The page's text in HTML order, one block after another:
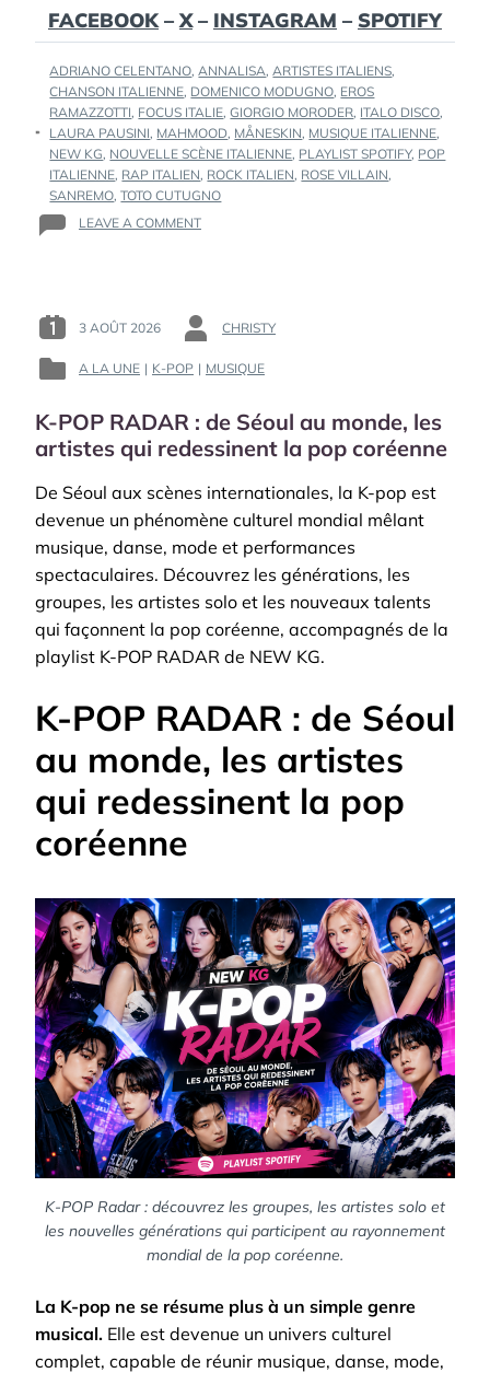
FACEBOOK–X– INSTAGRAM – SPOTIFY
TAGS
:
ADRIANO CELENTANO, ANNALISA, ARTISTES ITALIENS,
CHANSON ITALIENNE, DOMENICO MODUGNO, EROS
RAMAZZOTTI, FOCUS ITALIE,GIORGIO MORODER, ITALO DISCO,
LAURA PAUSINI, MAHMOOD, MÅNESKIN, MUSIQUE ITALIENNE,
NEW KG, NOUVELLE SCÈNE ITALIENNE, PLAYLIST SPOTIFY, POP
ITALIENNE, RAP ITALIEN, ROCK ITALIEN, ROSE VILLAIN,
SANREMO,TOTO CUTUGNO
LEAVE A COMMENTON
LÉGENDES
DE
LA
ITALIENNE
À
LA
GÉNÉRATION
POSTED
ON
3 AOÛT 2026
BY
CHRISTY
POSTED
:
A LA UNE | K-POP | MUSIQUE
K-POP RADAR : de Séoul au monde, les
artistes qui redessinent la pop coréenne
De Séoul aux scènes internationales, la K-pop est
devenue un phénomène culturel mondial mêlant
musique, danse, mode et performances
spectaculaires. Découvrez les générations, les
groupes, les artistes solo et les nouveaux talents
qui façonnent la pop coréenne, accompagnés de la
playlist K-POP RADAR de NEW KG.
K-POP RADAR : de Séoul
au monde, les artistes
qui redessinent la pop
coréenne
K-POP Radar : découvrez les groupes, les artistes solo et
les nouvelles générations qui participent au rayonnement
mondial de la pop coréenne.
La K-pop ne se résume plus à un simple genre
musical. Elle est devenue un univers culturel
complet, capable de réunir musique, danse, mode,